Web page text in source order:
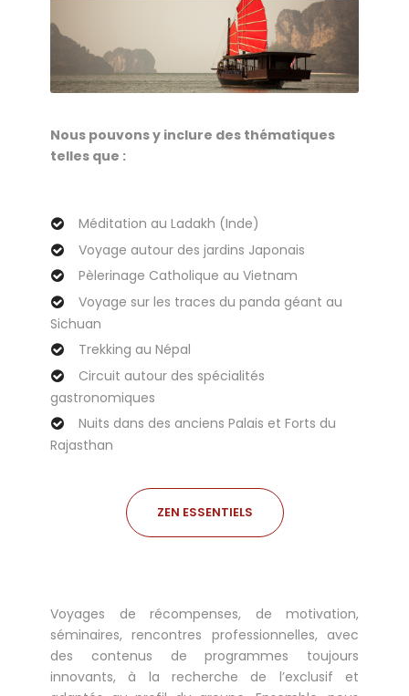
Nous pouvons y inclure des thématiques
telles que :
Méditation au Ladakh (Inde)
Voyage autour des jardins Japonais
Pèlerinage Catholique au Vietnam
Voyage sur les traces du panda géant au
Sichuan
Trekking au Népal
Circuit autour des spécialités
gastronomiques
Nuits dans des anciens Palais et Forts du
Rajasthan
ZEN ESSENTIELS
Voyages de récompenses, de motivation,
séminaires, rencontres professionnelles, avec
des contenus de programmes toujours
innovants, à la recherche de l’exclusif et